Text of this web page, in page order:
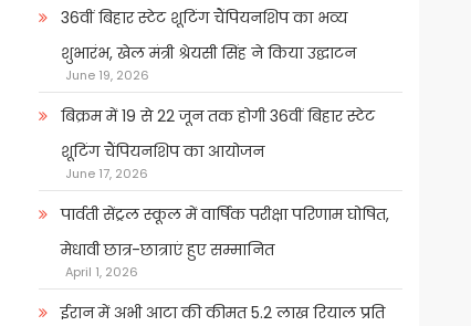
36वीं बिहार स्टेट शूटिंग चैंपियनशिप का भव्य
शुभारंभ, खेल मंत्री श्रेयसी सिंह ने किया उद्घाटन
June 19, 2026
बिक्रम में 19 से 22 जून तक होगी 36वीं बिहार स्टेट
शूटिंग चैंपियनशिप का आयोजन
June 17, 2026
पार्वती सेंट्रल स्कूल में वार्षिक परीक्षा परिणाम घोषित,
मेधावी छात्र-छात्राएं हुए सम्मानित
April 1, 2026
ईरान में अभी आटा की कीमत 5.2 लाख रियाल प्रति